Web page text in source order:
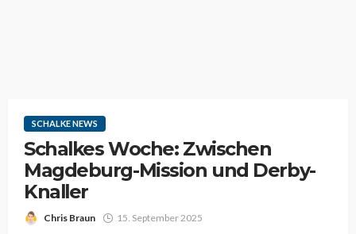
SCHALKE NEWS
Schalkes Woche: Zwischen
Magdeburg-Mission und Derby-
Knaller
Chris Braun 15. September 2025